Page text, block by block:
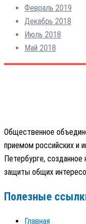
Февраль 2019
Декабрь 2018
Июль 2018
Май 2018
Общественное
приемом российских и
Петербурге,
защиты общих
Полезные
Главная